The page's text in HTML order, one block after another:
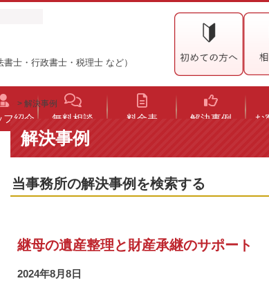
士・行政書士・税理士 など）
フ紹介 無料相談 料金表 解決事例 お
ン > 解決事例
解決事例
当事務所の解決事例を検索する
継母の遺産整理と財産承継のサポート
2024年8月8日